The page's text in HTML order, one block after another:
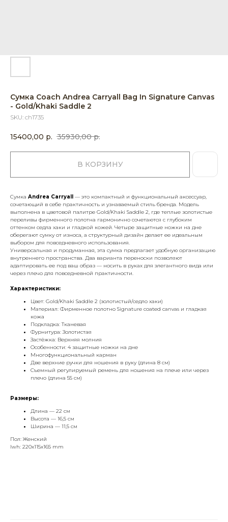
Сумка Coach Andrea Carryall Bag In Signature Canvas
- Gold/Khaki Saddle 2
SKU: ch1735
15400,00 р. 35930,00 р.
В КОРЗИНУ
Сумка Andrea Carryall
— это компактный и функциональный аксессуар,
сочетающий в себе практичность и узнаваемый стиль бренда. Модель
выполнена в цветовой палитре Gold/Khaki Saddle 2, где теплые золотистые
переливы фирменного полотна гармонично сочетаются с глубоким
оттенком седла хаки и гладкой кожей. Четыре защитные ножки на дне
оберегают сумку от износа, а структурный дизайн делает ее идеальным
выбором для повседневного использования.
Универсальная и продуманная, эта сумка предлагает удобную организацию
внутреннего пространства. Два варианта переноски позволяют
адаптировать ее под ваш образ — носить в руках для элегантного вида или
через плечо для повседневной практичности.
Характеристики:
Цвет: Gold/Khaki Saddle 2 (золотистый/седло хаки)
Материал: Фирменное полотно Signature coated canvas и гладкая
кожа
Подкладка: Тканевая
Фурнитура: Золотистая
Застёжка: Верхняя молния
Особенности: 4 защитные ножки на дне
Многофункциональный карман
Две верхние ручки для ношения в руку (длина 8 см)
Съемный регулируемый ремень для ношения на плече или через
плечо (длина 55 см)
Размеры:
Длина — 22 см
Высота — 16,5 см
Ширина — 11,5 см
Пол: Женский
lwh: 220x115x165 mm